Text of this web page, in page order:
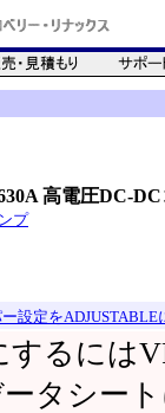
高電圧DC-
プ
設定を
るには
タシー